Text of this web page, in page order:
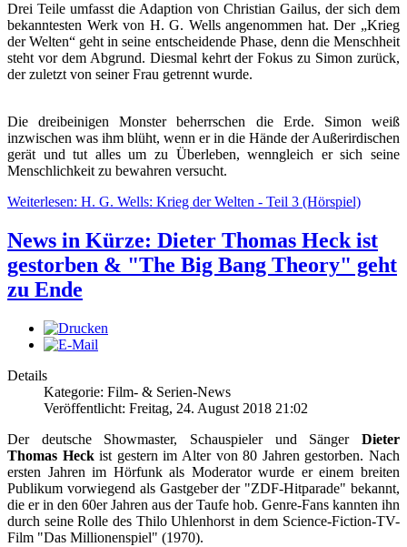
Drei Teile umfasst die Adaption von Christian Gailus, der sich dem
bekanntesten Werk von H. G. Wells angenommen hat. Der „Krieg
der Welten“ geht in seine entscheidende Phase, denn die Menschheit
steht vor dem Abgrund. Diesmal kehrt der Fokus zu Simon zurück,
der zuletzt von seiner Frau getrennt wurde.
Die dreibeinigen Monster beherrschen die Erde. Simon weiß
inzwischen was ihm blüht, wenn er in die Hände der Außerirdischen
gerät und tut alles um zu Überleben, wenngleich er sich seine
Menschlichkeit zu bewahren versucht.
Weiterlesen: H. G. Wells: Krieg der Welten - Teil 3 (Hörspiel)
News in Kürze: Dieter Thomas Heck ist
gestorben & "The Big Bang Theory" geht
zu Ende
Details
Kategorie: Film- & Serien-News
Veröffentlicht: Freitag, 24. August 2018 21:02
Der deutsche Showmaster, Schauspieler und Sänger Dieter
Thomas Heckist gestern im Alter von 80 Jahren gestorben. Nach
ersten Jahren im Hörfunk als Moderator wurde er einem breiten
Publikum vorwiegend als Gastgeber der "ZDF-Hitparade" bekannt,
die er in den 60er Jahren aus der Taufe hob. Genre-Fans kannten ihn
durch seine Rolle des Thilo Uhlenhorst in dem Science-Fiction-TV-
Film "Das Millionenspiel" (1970).